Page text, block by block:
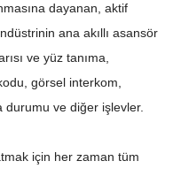
dayanan, aktif
ana akıllı asansör
ve yüz tanıma,
görsel interkom,
ve diğer işlevler.
için her zaman tüm